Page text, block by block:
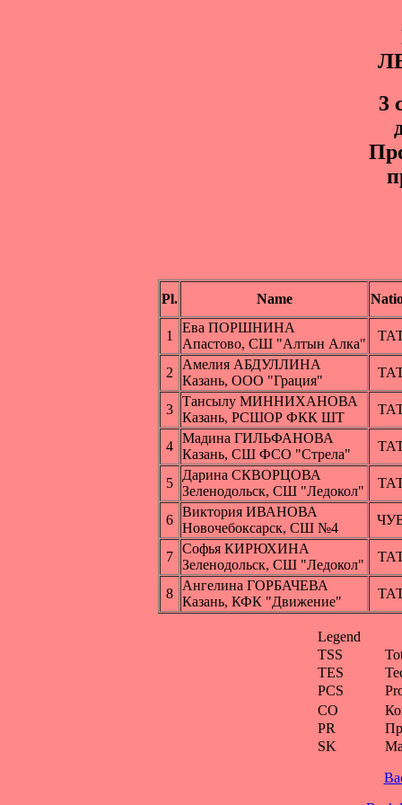
3
Pl. Name
1
Ева ПОРШНИНА
Апастово, СШ "Алтын Алка"
2
Амелия АБДУЛЛИНА
Казань, ООО "Грация"
3
Тансылу МИННИХАНОВА
Казань, РСШОР ФКК ШТ
4
Мадина ГИЛЬФАНОВА
Казань, СШ ФСО "Стрела"
5
Дарина СКВОРЦОВА
Зеленодольск, СШ "Ледокол"
6
Виктория ИВАНОВА
Новочебоксарск, СШ №4
7
Софья КИРЮХИНА
Зеленодольск, СШ "Ледокол"
8
Ангелина ГОРБАЧЕВА
Казань, КФК "Движение"
Legend
TSS
TES
PCS
CO
PR
SK